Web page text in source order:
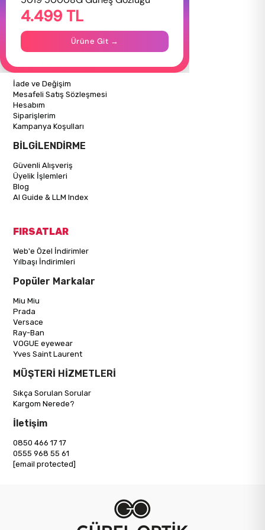
Hakkımızda
Gizlilik Politikası
İletişim
ALIŞVERİŞ BİLGİLERİ
İade ve Değişim
Mesafeli Satış Sözleşmesi
Hesabım
Siparişlerim
Kampanya Koşulları
BİLGİLENDİRME
Güvenli Alışveriş
Üyelik İşlemleri
Blog
AI Guide & LLM Index
FIRSATLAR
Web'e Özel İndirimler
Yılbaşı İndirimleri
Popüler Markalar
Miu Miu
Prada
Versace
Ray-Ban
VOGUE eyewear
Yves Saint Laurent
MÜŞTERİ HİZMETLERİ
Sıkça Sorulan Sorular
Kargom Nerede?
İletişim
0850 466 17 17
0555 968 55 61
[email protected]
4.499 TL
Ürüne Git →